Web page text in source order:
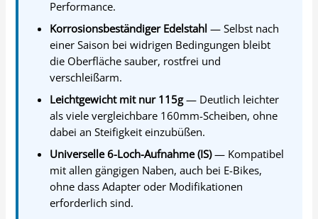
Performance.
Korrosionsbeständiger Edelstahl — Selbst nach
einer Saison bei widrigen Bedingungen bleibt
die Oberfläche sauber, rostfrei und
verschleißarm.
Leichtgewicht mit nur 115g— Deutlich leichter
als viele vergleichbare 160mm-Scheiben, ohne
dabei an Steifigkeit einzubüßen.
Universelle 6-Loch-Aufnahme (IS)— Kompatibel
mit allen gängigen Naben, auch bei E-Bikes,
ohne dass Adapter oder Modifikationen
erforderlich sind.